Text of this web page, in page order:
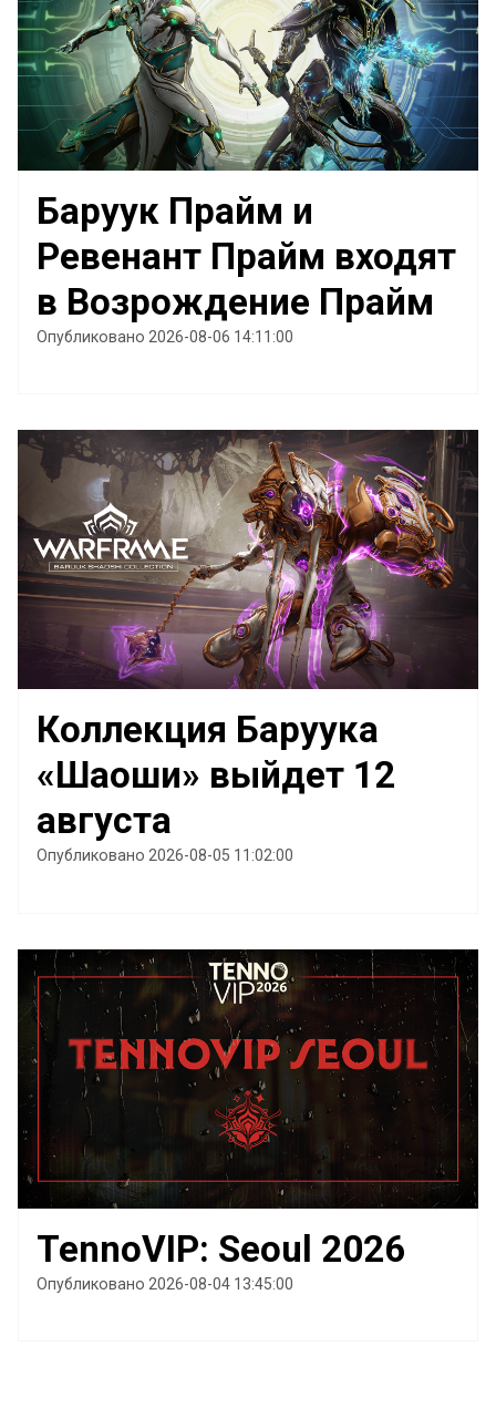
Баруук Прайм и
Ревенант Прайм входят
в Возрождение Прайм
Опубликовано 2026-08-06 14:11:00
Коллекция Баруука
«Шаоши» выйдет 12
августа
Опубликовано 2026-08-05 11:02:00
TennoVIP: Seoul 2026
Опубликовано 2026-08-04 13:45:00